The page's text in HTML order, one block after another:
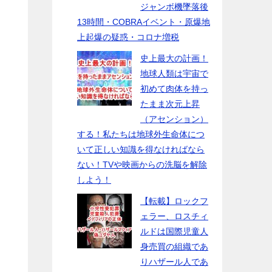
ジャンボ機墜落後
13時間・COBRAイベント・原爆地
上起爆の疑惑・コロナ増税
史上最大の計画！
地球人類は宇宙で
初めて肉体を持っ
たまま次元上昇
（アセンション）
する！私たちは地球外生命体につ
いて正しい知識を得なければなら
ない！TVや映画からの洗脳を解除
しよう！
【転載】ロックフ
ェラー、ロスチィ
ルドは国際児童人
身売買の組織であ
りハザール人であ